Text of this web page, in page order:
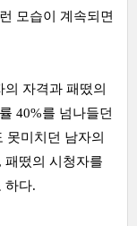
모습이 계속되면
자격과 패떴의
40%를 넘나들던
못미치던 남자의
패떴의 시청자를
하다.